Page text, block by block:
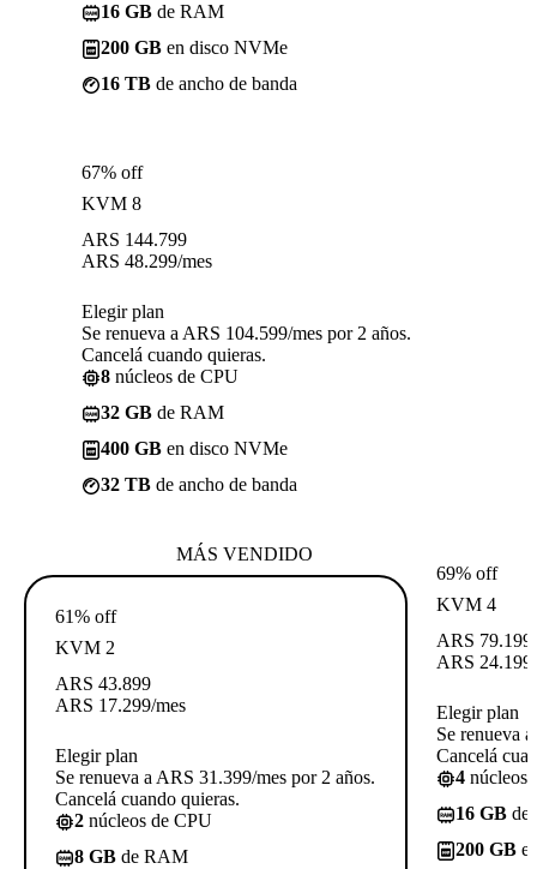
16 GB de RAM
200 GB en disco NVMe
16 TB de ancho de banda
67% off
KVM 8
ARS 144.799
ARS 48.299/mes
Elegir plan
Se renueva a ARS 104.599/mes por 2 años.
Cancelá cuando quieras.
8 núcleos de CPU
32 GB de RAM
400 GB en disco NVMe
32 TB de ancho de banda
MÁS VENDIDO
61% off
KVM 2
ARS 43.899
ARS 17.299/mes
Elegir plan
Se renueva a ARS 31.399/mes por 2 años.
Cancelá cuando quieras.
2 núcleos de CPU
8 GB de RAM
69% off
KVM 4
ARS 79.199
ARS 24.199
Elegir plan
Se renueva
Cancelá
4 núcleos
16 GB de
200 GB